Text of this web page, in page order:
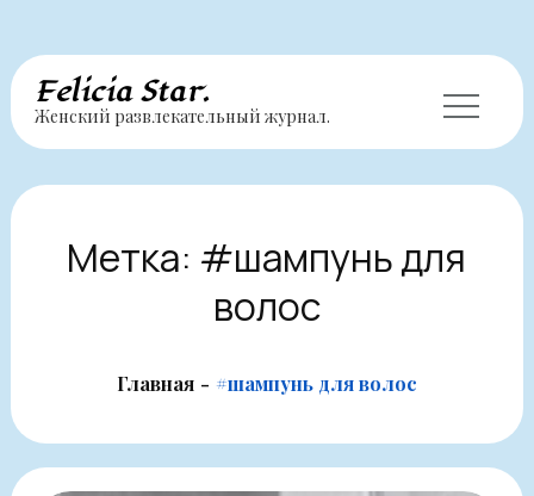
Перейти
содержимому
Felicia Star.
Женский развлекательный журнал.
Метка: #шампунь для
волос
Главная #шампунь для волос